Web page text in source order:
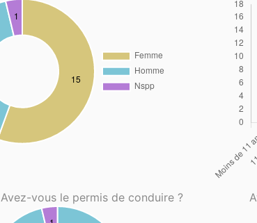
Avez-vous le permis de conduire ?